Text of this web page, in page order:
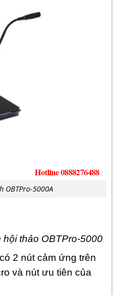
OBTPro-5000A
thảo OBTPro-5000
2 nút cảm ứng trên
và nút ưu tiên của